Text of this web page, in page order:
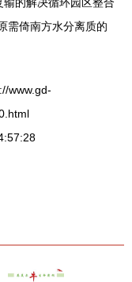
需倚南方水分离质的
www.gd-